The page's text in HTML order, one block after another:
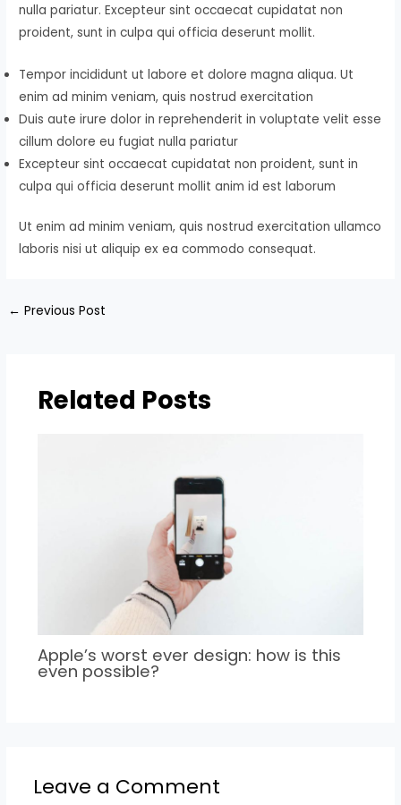
nulla pariatur. Excepteur sint occaecat cupidatat non
proident, sunt in culpa qui officia deserunt mollit.
Tempor incididunt ut labore et dolore magna aliqua. Ut
enim ad minim veniam, quis nostrud exercitation
Duis aute irure dolor in reprehenderit in voluptate velit esse
cillum dolore eu fugiat nulla pariatur
Excepteur sint occaecat cupidatat non proident, sunt in
culpa qui officia deserunt mollit anim id est laborum
Ut enim ad minim veniam, quis nostrud exercitation ullamco
laboris nisi ut aliquip ex ea commodo consequat.
Post
← Previous Post
Related Posts
Apple’s worst ever design: how is this
even possible?
Leave a Comment